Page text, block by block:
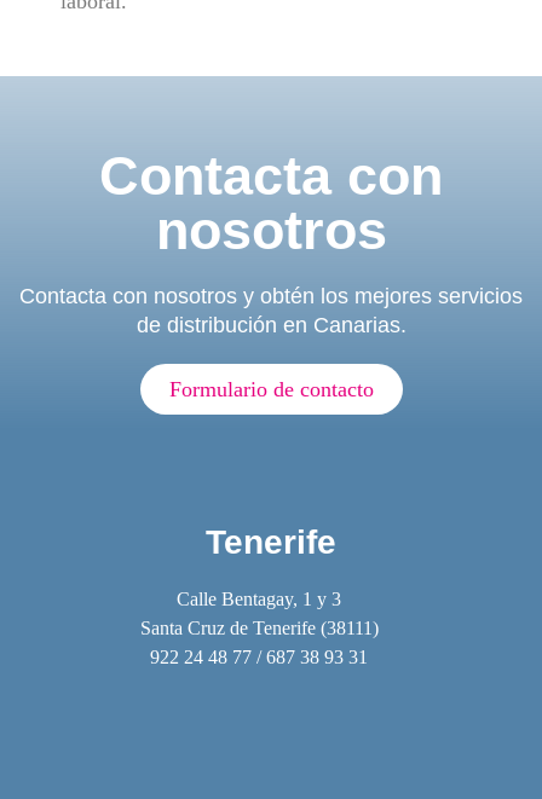
Contacta con
nosotros
Contacta con nosotros y obtén los mejores servicios
de distribución en Canarias.
Formulario de contacto
Tenerife
Calle Bentagay, 1 y 3
Santa Cruz de Tenerife (38111)
922 24 48 77 / 687 38 93 31